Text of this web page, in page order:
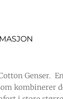
Genser.
kombinerer